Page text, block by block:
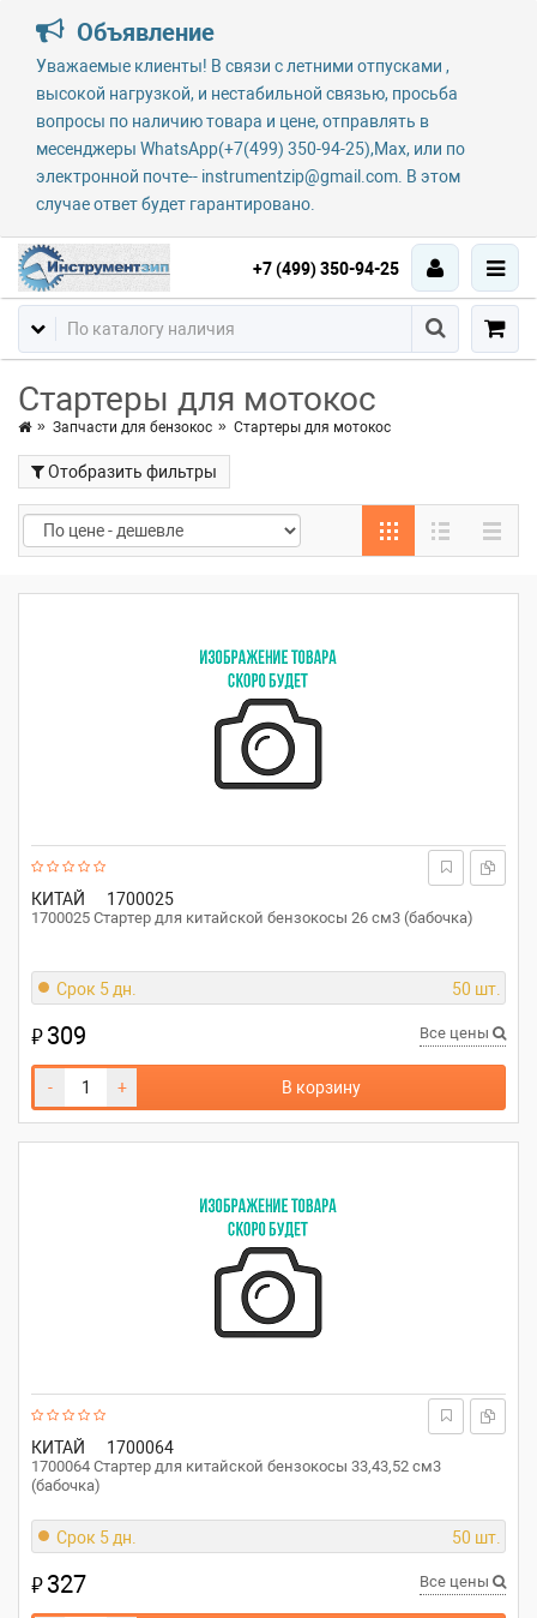
Объявление
Уважаемые клиенты! В связи с летними отпусками ,
высокой нагрузкой, и нестабильной связью, просьба
вопросы по наличию товара и цене, отправлять в
месенджеры WhatsApp(+7(499) 350-94-25),Max, или по
электронной почте-- instrumentzip@gmail.com. В этом
случае ответ будет гарантировано.
+7 (499) 350-94-25
Стартеры для мотокос
Запчасти для бензокос Стартеры для мотокос
Отобразить фильтры
КИТАЙ 1700025
1700025 Стартер для китайской бензокосы 26 см3 (бабочка)
Срок 5 дн. 50 шт.
₽309 Все цены
- + В корзину
КИТАЙ 1700064
1700064 Стартер для китайской бензокосы 33,43,52 см3
(бабочка)
Срок 5 дн. 50 шт.
₽327 Все цены